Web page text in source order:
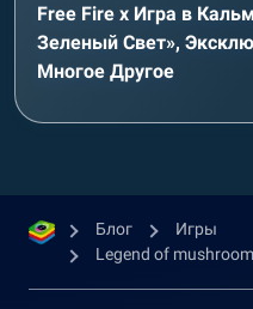
Free Fire x Игра в
Зеленый Свет»,
Многое Другое
Блог
Игры
Legend of